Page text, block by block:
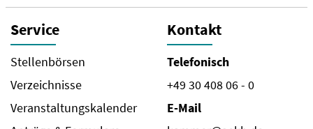
Service
Stellenbörsen
Verzeichnisse
Veranstaltungskalender
Kontakt
Telefonisch
+49 30 408 06 - 0
E-Mail